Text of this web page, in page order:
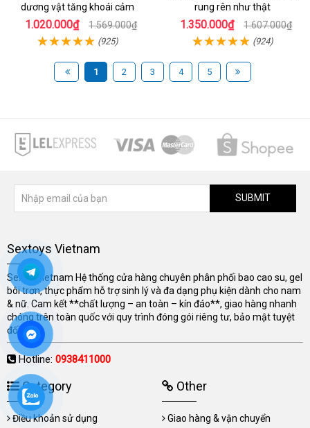
dương vật tăng khoái cảm
1.020.000₫ 1.569.000₫
(925)
rung rên như thật
1.350.000₫ 1.607.000₫
(924)
1 2 3 4 5
SUBMIT
Sextoys Vietnam
Sextoyvietnam Hệ thống cửa hàng chuyên phân phối bao cao su, gel
bôi trơn, thực phẩm hỗ trợ sinh lý và đa dạng phụ kiện dành cho nam
& nữ. Cam kết **chất lượng – an toàn – kín đáo**, giao hàng nhanh
chóng trên toàn quốc với quy trình đóng gói riêng tư, bảo mật tuyệt
đối.
Hotline: 0938411000
Category
Điều khoản sử dụng
Other
Giao hàng & vận chuyển